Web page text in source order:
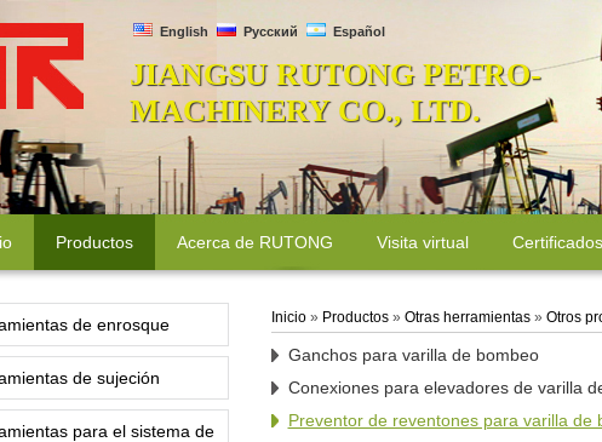
English Русский Español
JIANGSU RUTONG PETRO-
MACHINERY CO., LTD.
Productos Acerca de RUTONG Visita virtual Certificados
de enrosque
de sujeción
para el sistema de
Inicio» Productos» Otras herramientas» Otros
Ganchos para varilla de bombeo
Conexiones para elevadores de varilla
Preventor de reventones para varilla de